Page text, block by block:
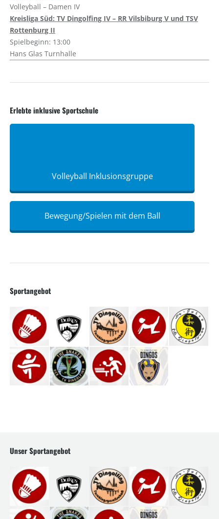
Volleyball – Damen IV
Kreisliga Süd: TV Dingolfing IV – RR Vilsbiburg V und TSV
Rottenburg II
Spielbeginn: 13:00
Hans Glas Turnhalle
Erlebte inklusive Sportschule
Volleyball Inklusionsgruppe
Bewegung/Spielen mit dem Ball
Sportangebot
Unser Sportangebot